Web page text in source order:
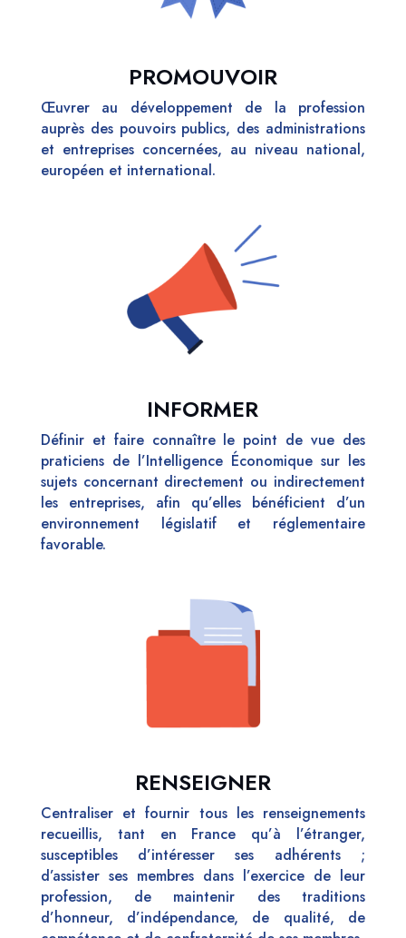
PROMOUVOIR
Œuvrer au développement de la profession
auprès des pouvoirs publics, des administrations
et entreprises concernées, au niveau national,
européen et international.
INFORMER
Définir et faire connaître le point de vue des
praticiens de l’Intelligence Économique sur les
sujets concernant directement ou indirectement
les entreprises, afin qu’elles bénéficient d’un
environnement législatif et réglementaire
favorable.
RENSEIGNER
Centraliser et fournir tous les renseignements
recueillis, tant en France qu’à l’étranger,
susceptibles d’intéresser ses adhérents ;
d’assister ses membres dans l’exercice de leur
profession, de maintenir des traditions
d’honneur, d’indépendance, de qualité, de